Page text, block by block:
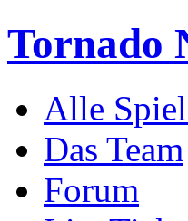
Tornado
Alle
Das Team
Forum